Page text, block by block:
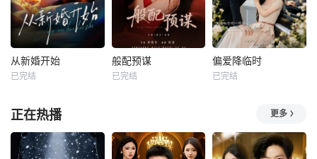
从新婚开始
已完结
般配预谋
已完结
偏爱降临时
已完结
正在热播 更多